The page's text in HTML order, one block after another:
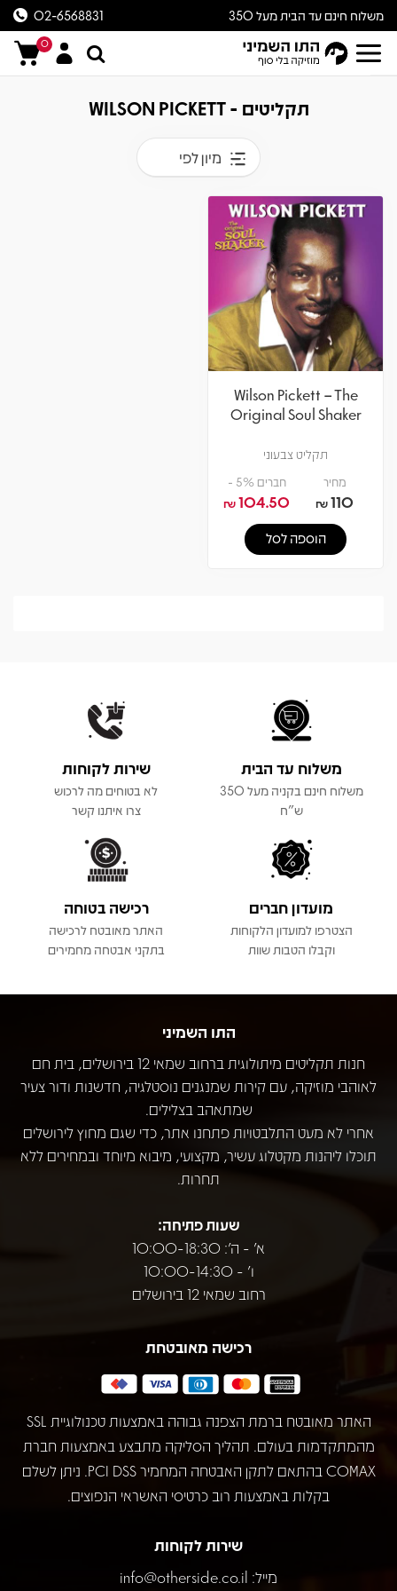
משלוח חינם עד הבית מעל 350
ש״ח
02-6568831
0
תקליטים - WILSON PICKETT
מיון לפי
Wilson Pickett – The
Original Soul Shaker
תקליט צבעוני
מחיר
110
₪
חברים 5% -
104.50
₪
הוספה לסל
משלוח עד הבית
משלוח חינם בקניה מעל 350
ש"ח
שירות לקוחות
לא בטוחים מה לרכוש
צרו איתנו קשר
מועדון חברים
הצטרפו למועדון הלקוחות
וקבלו הטבות שוות
רכישה בטוחה
האתר מאובטח לרכישה
בתקני אבטחה מחמירים
התו השמיני
חנות תקליטים מיתולוגית ברחוב שמאי 12 בירושלים, בית חם
לאוהבי מוזיקה, עם קירות שמנגנים נוסטלגיה, חדשנות ודור צעיר
שמתאהב בצלילים.
אחרי לא מעט התלבטויות פתחנו אתר, כדי שגם מחוץ לירושלים
תוכלו ליהנות מקטלוג עשיר, מקצועי, מיבוא מיוחד ובמחירים ללא
תחרות.
שעות פתיחה:
א' - ה': 10:00-18:30
ו' - 10:00-14:30
רחוב שמאי 12 בירושלים
רכישה מאובטחת
האתר מאובטח ברמת הצפנה גבוהה באמצעות טכנולוגיית SSL
מהמתקדמות בעולם. תהליך הסליקה מתבצע באמצעות חברת
COMAX בהתאם לתקן האבטחה המחמיר PCI DSS. ניתן לשלם
בקלות באמצעות רוב כרטיסי האשראי הנפוצים.
שירות לקוחות
מייל: info@otherside.co.il